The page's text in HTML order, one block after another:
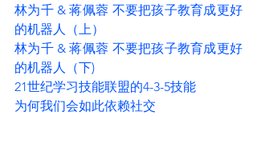
林为千 & 蒋佩蓉 不要把孩子教育成更好
的机器人（上）
林为千 & 蒋佩蓉 不要把孩子教育成更好
的机器人（下)
21世纪学习技能联盟的4-3-5技能
为何我们会如此依赖社交